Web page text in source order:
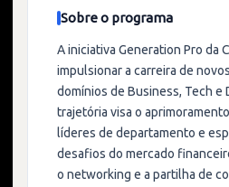
Sobre o programa
A iniciativa Generation Pro da
impulsionar a carreira de
domínios de Business, Tech e
trajetória visa o
líderes de departamento e
desafios do mercado
o networking e a partilha de